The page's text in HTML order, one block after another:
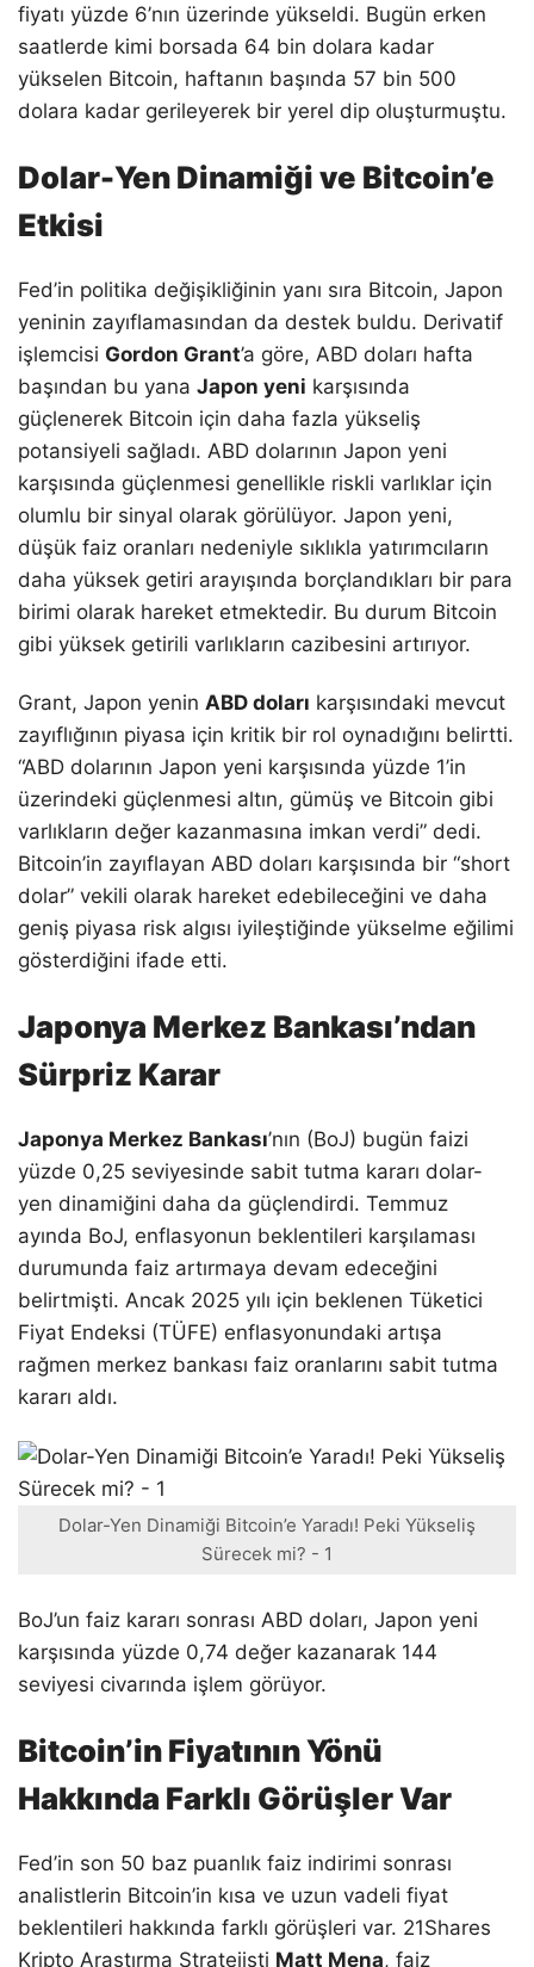
fiyatı yüzde 6’nın üzerinde yükseldi. Bugün erken
saatlerde kimi borsada 64 bin dolara kadar
yükselen Bitcoin, haftanın başında 57 bin 500
dolara kadar gerileyerek bir yerel dip oluşturmuştu.
Dolar-Yen Dinamiği ve Bitcoin’e
Etkisi
Fed’in politika değişikliğinin yanı sıra Bitcoin, Japon
yeninin zayıflamasından da destek buldu. Derivatif
işlemcisi Gordon Grant’a göre, ABD doları hafta
başından bu yana Japon yeni karşısında
güçlenerek Bitcoin için daha fazla yükseliş
potansiyeli sağladı. ABD dolarının Japon yeni
karşısında güçlenmesi genellikle riskli varlıklar için
olumlu bir sinyal olarak görülüyor. Japon yeni,
düşük faiz oranları nedeniyle sıklıkla yatırımcıların
daha yüksek getiri arayışında borçlandıkları bir para
birimi olarak hareket etmektedir. Bu durum Bitcoin
gibi yüksek getirili varlıkların cazibesini artırıyor.
Grant, Japon yenin ABD doları karşısındaki mevcut
zayıflığının piyasa için kritik bir rol oynadığını belirtti.
“ABD dolarının Japon yeni karşısında yüzde 1’in
üzerindeki güçlenmesi altın, gümüş ve Bitcoin gibi
varlıkların değer kazanmasına imkan verdi” dedi.
Bitcoin’in zayıflayan ABD doları karşısında bir “short
dolar” vekili olarak hareket edebileceğini ve daha
geniş piyasa risk algısı iyileştiğinde yükselme eğilimi
gösterdiğini ifade etti.
Japonya Merkez Bankası’ndan
Sürpriz Karar
Japonya Merkez Bankası’nın (BoJ) bugün faizi
yüzde 0,25 seviyesinde sabit tutma kararı dolar-
yen dinamiğini daha da güçlendirdi. Temmuz
ayında BoJ, enflasyonun beklentileri karşılaması
durumunda faiz artırmaya devam edeceğini
belirtmişti. Ancak 2025 yılı için beklenen Tüketici
Fiyat Endeksi (TÜFE) enflasyonundaki artışa
rağmen merkez bankası faiz oranlarını sabit tutma
kararı aldı.
Dolar-Yen Dinamiği Bitcoin’e Yaradı! Peki Yükseliş
Sürecek mi? - 1
BoJ’un faiz kararı sonrası ABD doları, Japon yeni
karşısında yüzde 0,74 değer kazanarak 144
seviyesi civarında işlem görüyor.
Bitcoin’in Fiyatının Yönü
Hakkında Farklı Görüşler Var
Fed’in son 50 baz puanlık faiz indirimi sonrası
analistlerin Bitcoin’in kısa ve uzun vadeli fiyat
beklentileri hakkında farklı görüşleri var. 21Shares
Kripto Araştırma Stratejisti Matt Mena, faiz